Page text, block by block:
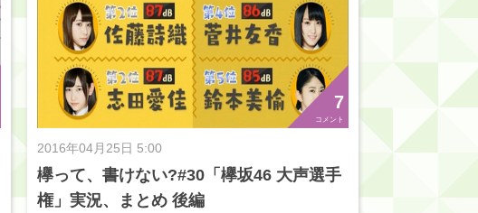
2016年04月25日 5:00
欅って、書けない?#30「欅坂46 大声選手
権」実況、まとめ 後編
7
コメント